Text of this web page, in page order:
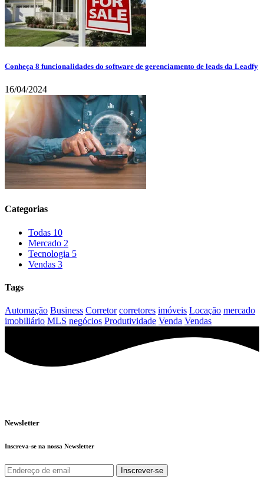
Conheça 8 funcionalidades do software de gerenciamento de leads da Leadfy
16/04/2024
Categorias
Todas 10
Mercado 2
Tecnologia 5
Vendas 3
Tags
Automação Business Corretor corretores imóveis Locação mercado
imobiliário MLS negócios Produtividade Venda Vendas
Newsletter
Inscreva-se na nossa Newsletter